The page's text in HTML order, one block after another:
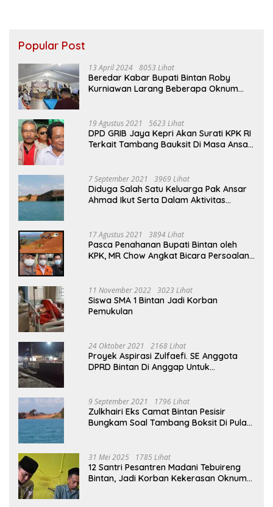
Popular Post
13 April 2024 8053 Lihat
Beredar Kabar Bupati Bintan Roby
Kurniawan Larang Beberapa Oknum
19 Agustus 2021 5623 Lihat
DPD GRIB Jaya Kepri Akan Surati KPK RI
Terkait Tambang Bauksit Di Masa Ansar
7 September 2021 3969 Lihat
Diduga Salah Satu Keluarga Pak Ansar
Ahmad Ikut Serta Dalam Aktivitas
17 Agustus 2021 3894 Lihat
Pasca Penahanan Bupati Bintan oleh
KPK, MR Chow Angkat Bicara Persoalan
11 November 2022 3023 Lihat
Siswa SMA 1 Bintan Jadi Korban
Pemukulan
24 Oktober 2021 2168 Lihat
Proyek Aspirasi Zulfaefi. SE Anggota
DPRD Bintan Di Anggap Untuk
9 September 2021 1796 Lihat
Zulkhairi Eks Camat Bintan Pesisir
Bungkam Soal Tambang Boksit Di Pulau
31 Mei 2025 1785 Lihat
12 Santri Pesantren Madani Tebuireng
Bintan, Jadi Korban Kekerasan Oknum